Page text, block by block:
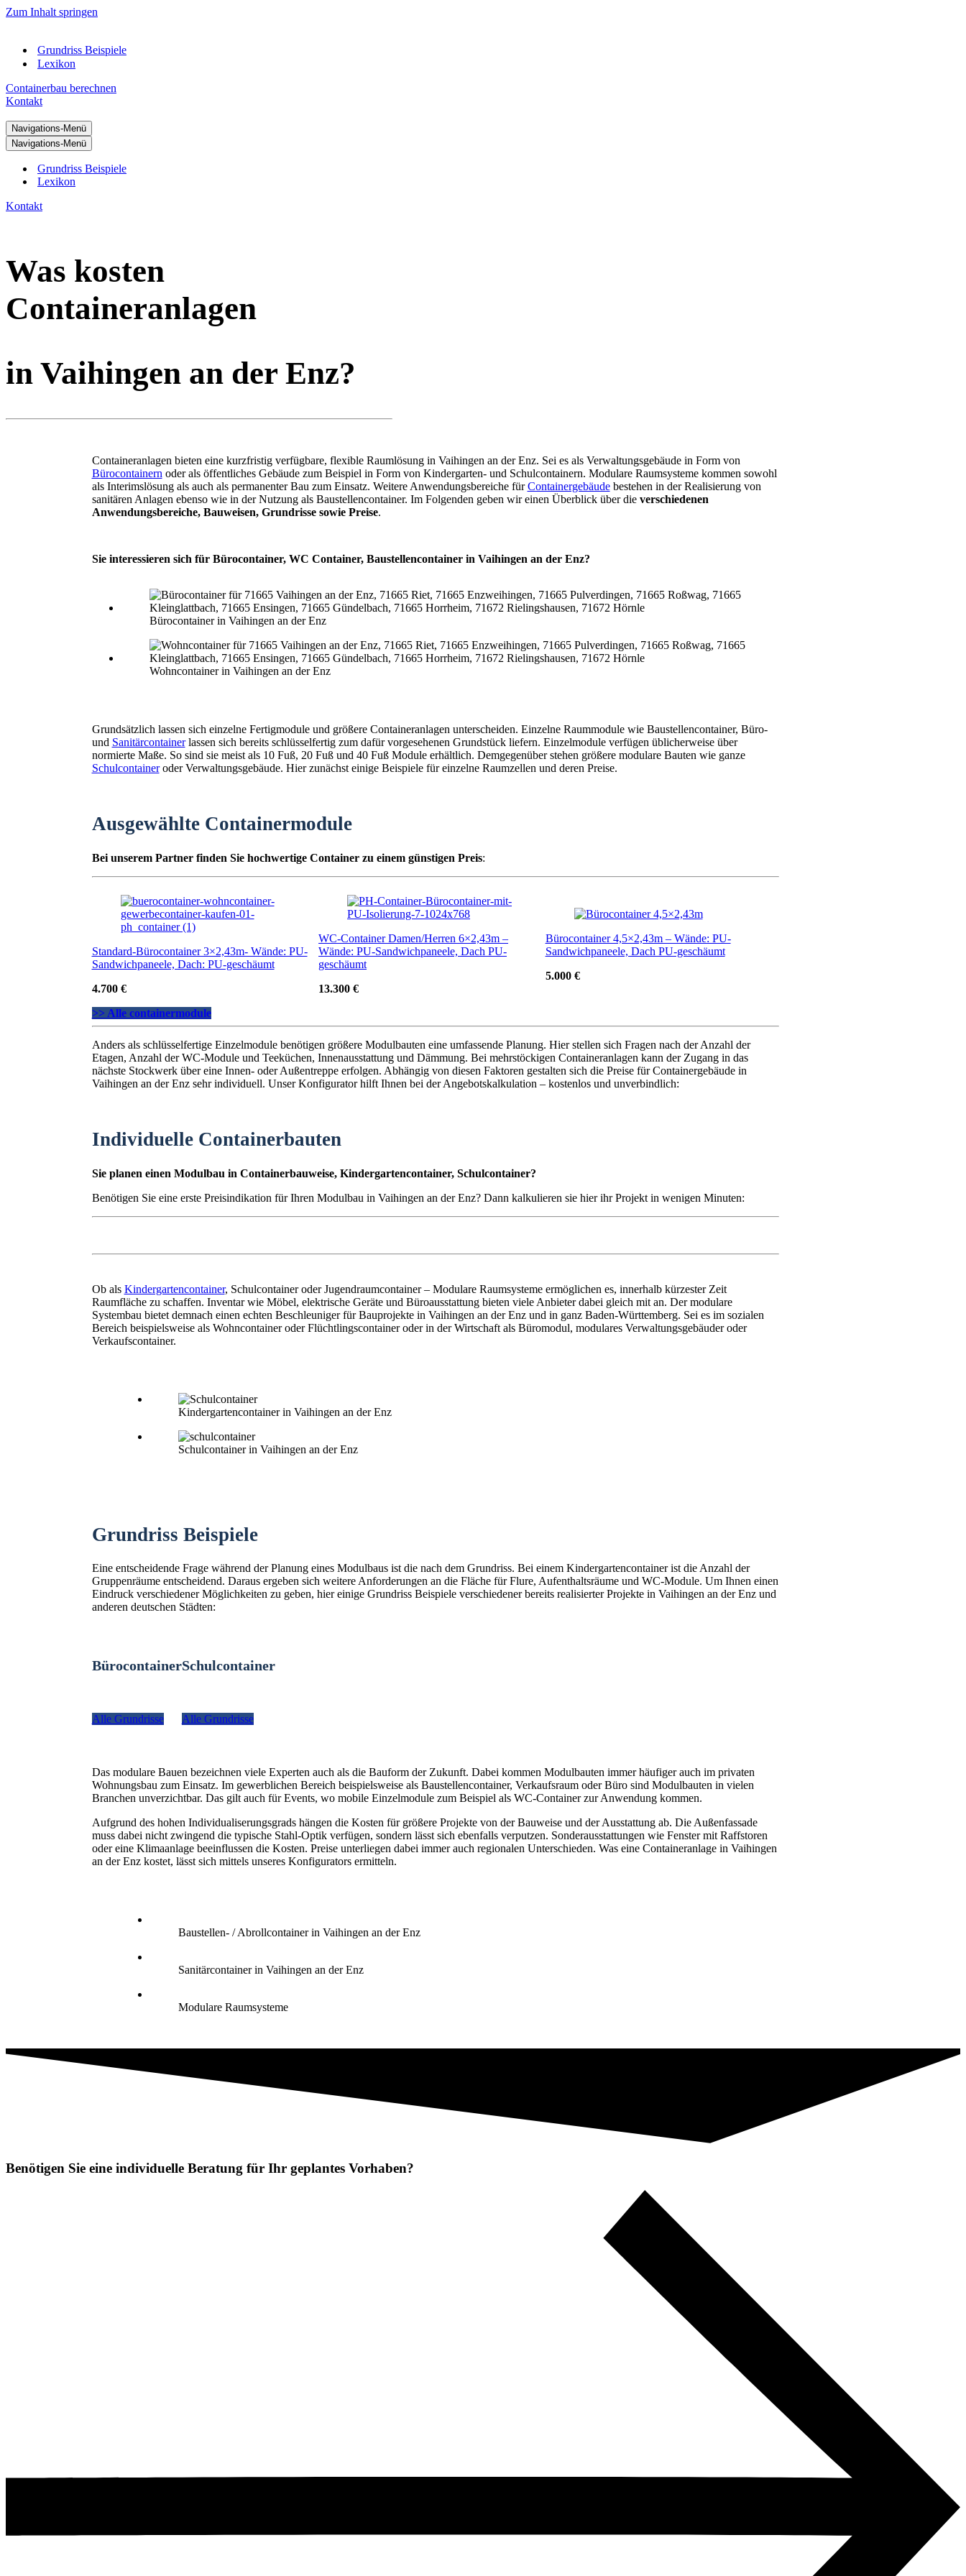
Zum Inhalt springen
Grundriss Beispiele
Lexikon
Containerbau berechnen
Kontakt
Navigations-Menü
Navigations-Menü
Grundriss Beispiele
Lexikon
Kontakt
Was kosten
Containeranlagen
in Vaihingen an der Enz?
Containeranlagen bieten eine kurzfristig verfügbare, flexible Raumlösung in Vaihingen an der Enz. Sei es als Verwaltungsgebäude in Form von
Bürocontainern oder als öffentliches Gebäude zum Beispiel in Form von Kindergarten- und Schulcontainern. Modulare Raumsysteme kommen sowohl
als Interimslösung als auch als permanenter Bau zum Einsatz. Weitere Anwendungsbereiche fürContainergebäudebestehen in der Realisierung von
sanitären Anlagen ebenso wie in der Nutzung als Baustellencontainer. Im Folgenden geben wir einen Überblick über die verschiedenen
Anwendungsbereiche, Bauweisen, Grundrisse sowie Preise.
Sie interessieren sich für Bürocontainer, WC Container, Baustellencontainer in Vaihingen an der Enz?
Bürocontainer in Vaihingen an der Enz
Wohncontainer in Vaihingen an der Enz
Grundsätzlich lassen sich einzelne Fertigmodule und größere Containeranlagen unterscheiden. Einzelne Raummodule wie Baustellencontainer, Büro-
und Sanitärcontainerlassen sich bereits schlüsselfertig zum dafür vorgesehenen Grundstück liefern. Einzelmodule verfügen üblicherweise über
normierte Maße. So sind sie meist als 10 Fuß, 20 Fuß und 40 Fuß Module erhältlich. Demgegenüber stehen größere modulare Bauten wie ganze
Schulcontaineroder Verwaltungsgebäude. Hier zunächst einige Beispiele für einzelne Raumzellen und deren Preise.
Ausgewählte Containermodule
Bei unserem Partner finden Sie hochwertige Container zu einem günstigen Preis:
Standard-Bürocontainer 3×2,43m- Wände: PU-
Sandwichpaneele, Dach: PU-geschäumt
4.700 €
WC-Container Damen/Herren 6×2,43m –
Wände: PU-Sandwichpaneele, Dach PU-
geschäumt
13.300 €
Bürocontainer 4,5×2,43m – Wände: PU-
Sandwichpaneele, Dach PU-geschäumt
5.000 €
>> Alle containermodule
Anders als schlüsselfertige Einzelmodule benötigen größere Modulbauten eine umfassende Planung. Hier stellen sich Fragen nach der Anzahl der
Etagen, Anzahl der WC-Module und Teeküchen, Innenausstattung und Dämmung. Bei mehrstöckigen Containeranlagen kann der Zugang in das
nächste Stockwerk über eine Innen- oder Außentreppe erfolgen. Abhängig von diesen Faktoren gestalten sich die Preise für Containergebäude in
Vaihingen an der Enz sehr individuell. Unser Konfigurator hilft Ihnen bei der Angebotskalkulation – kostenlos und unverbindlich:
Individuelle Containerbauten
Sie planen einen Modulbau in Containerbauweise, Kindergartencontainer, Schulcontainer?
Benötigen Sie eine erste Preisindikation für Ihren Modulbau in Vaihingen an der Enz? Dann kalkulieren sie hier ihr Projekt in wenigen Minuten:
Ob als Kindergartencontainer, Schulcontainer oder Jugendraumcontainer – Modulare Raumsysteme ermöglichen es, innerhalb kürzester Zeit
Raumfläche zu schaffen. Inventar wie Möbel, elektrische Geräte und Büroausstattung bieten viele Anbieter dabei gleich mit an. Der modulare
Systembau bietet demnach einen echten Beschleuniger für Bauprojekte in Vaihingen an der Enz und in ganz Baden-Württemberg. Sei es im sozialen
Bereich beispielsweise als Wohncontainer oder Flüchtlingscontainer oder in der Wirtschaft als Büromodul, modulares Verwaltungsgebäuder oder
Verkaufscontainer.
Kindergartencontainer in Vaihingen an der Enz
Schulcontainer in Vaihingen an der Enz
Grundriss Beispiele
Eine entscheidende Frage während der Planung eines Modulbaus ist die nach dem Grundriss. Bei einem Kindergartencontainer ist die Anzahl der
Gruppenräume entscheidend. Daraus ergeben sich weitere Anforderungen an die Fläche für Flure, Aufenthaltsräume und WC-Module. Um Ihnen einen
Eindruck verschiedener Möglichkeiten zu geben, hier einige Grundriss Beispiele verschiedener bereits realisierter Projekte in Vaihingen an der Enz und
anderen deutschen Städten:
Bürocontainer
Alle Grundrisse
Schulcontainer
Alle Grundrisse
Das modulare Bauen bezeichnen viele Experten auch als die Bauform der Zukunft. Dabei kommen Modulbauten immer häufiger auch im privaten
Wohnungsbau zum Einsatz. Im gewerblichen Bereich beispielsweise als Baustellencontainer, Verkaufsraum oder Büro sind Modulbauten in vielen
Branchen unverzichtbar. Das gilt auch für Events, wo mobile Einzelmodule zum Beispiel als WC-Container zur Anwendung kommen.
Aufgrund des hohen Individualiserungsgrads hängen die Kosten für größere Projekte von der Bauweise und der Ausstattung ab. Die Außenfassade
muss dabei nicht zwingend die typische Stahl-Optik verfügen, sondern lässt sich ebenfalls verputzen. Sonderausstattungen wie Fenster mit Raffstoren
oder eine Klimaanlage beeinflussen die Kosten. Preise unterliegen dabei immer auch regionalen Unterschieden. Was eine Containeranlage in Vaihingen
an der Enz kostet, lässt sich mittels unseres Konfigurators ermitteln.
Baustellen- / Abrollcontainer in Vaihingen an der Enz
Sanitärcontainer in Vaihingen an der Enz
Modulare Raumsysteme
Benötigen Sie eine individuelle Beratung für Ihr geplantes Vorhaben?